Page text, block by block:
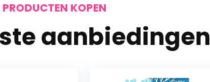
KOPEN
aanbiedingen